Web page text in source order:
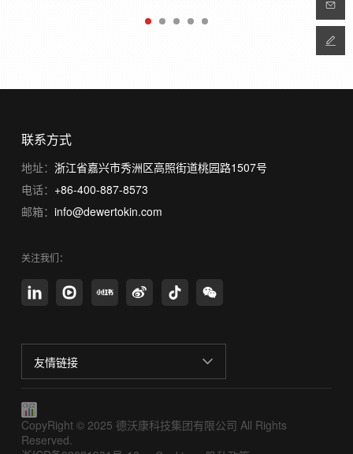
联系方式
地址： 浙江省嘉兴市秀洲区高照街道桃园路1507号
电话： +86-400-887-8573
邮箱： info@dewertokin.com
关注我们：
友情链接
CopyRight © 2025 德沃康科技集团有限公司 All Rights
Reserved.